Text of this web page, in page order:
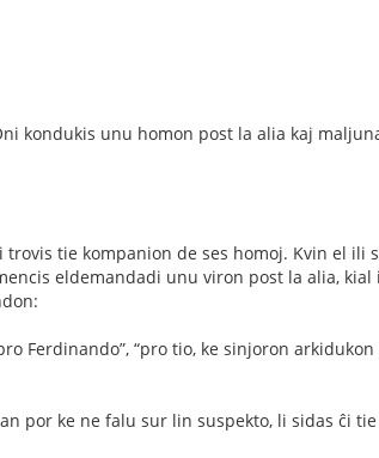
kondukis unu homon post la alia kaj
tie kompanion de ses homoj. Kvin el ili
eldemandadi unu viron post la alia,
Ferdinando”, “pro tio, ke sinjoron
por ke ne falu sur lin suspekto, li sidas ĉi